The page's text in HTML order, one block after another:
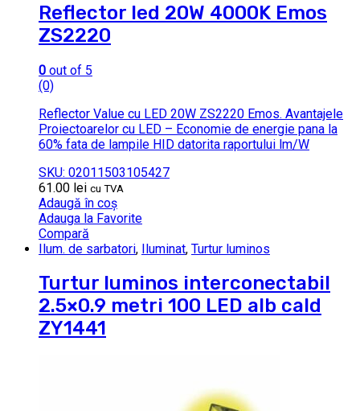
Reflector led 20W 4000K Emos
ZS2220
0 out of 5
(0)
Reflector Value cu LED 20W ZS2220 Emos. Avantajele
Proiectoarelor cu LED – Economie de energie pana la
60% fata de lampile HID datorita raportului lm/W
SKU: 02011503105427
61.00 lei cu TVA
Adaugă în coș
Adauga la Favorite
Compară
Ilum. de sarbatori, Iluminat, Turtur luminos
Turtur luminos interconectabil
2.5×0.9 metri 100 LED alb cald
ZY1441